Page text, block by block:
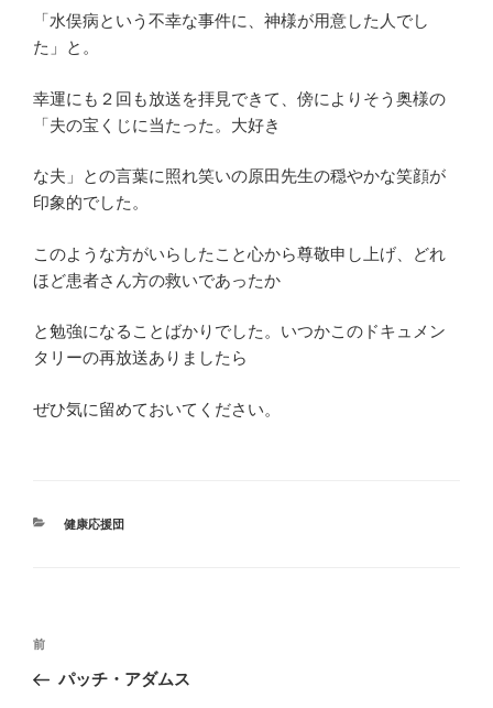
「水俣病という不幸な事件に、神様が用意した人でし
た」と。
幸運にも２回も放送を拝見できて、傍によりそう奥様の
「夫の宝くじに当たった。大好き
な夫」との言葉に照れ笑いの原田先生の穏やかな笑顔が
印象的でした。
このような方がいらしたこと心から尊敬申し上げ、どれ
ほど患者さん方の救いであったか
と勉強になることばかりでした。いつかこのドキュメン
タリーの再放送ありましたら
ぜひ気に留めておいてください。
カ
健康応援団
投
ナ
前
の
前
パッチ・アダムス